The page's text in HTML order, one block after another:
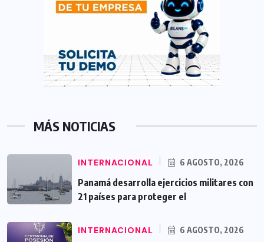
MÁS NOTICIAS
INTERNACIONAL 6 AGOSTO, 2026
Panamá desarrolla ejercicios militares con
21 países para proteger el
INTERNACIONAL 6 AGOSTO, 2026